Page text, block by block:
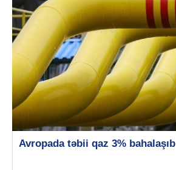
Avropada təbii qaz 3% bahalaşıb